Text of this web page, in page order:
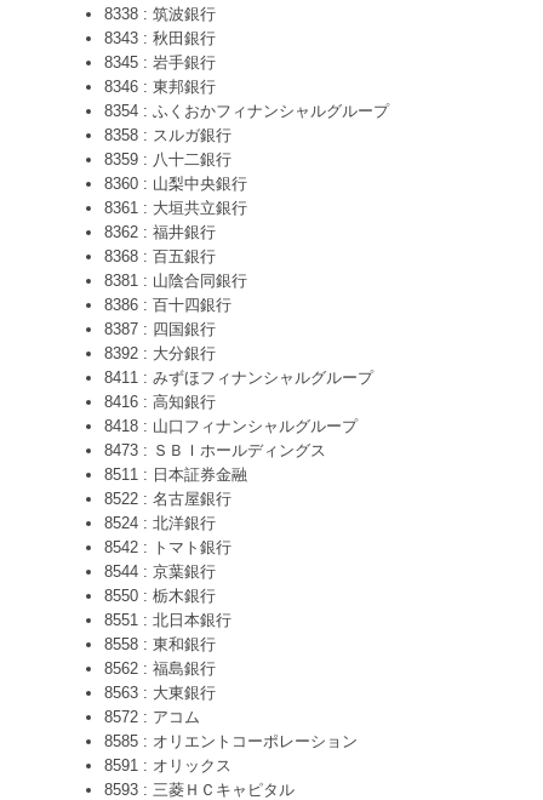
8338 : 筑波銀行
8343 : 秋田銀行
8345 : 岩手銀行
8346 : 東邦銀行
8354 : ふくおかフィナンシャルグループ
8358 : スルガ銀行
8359 : 八十二銀行
8360 : 山梨中央銀行
8361 : 大垣共立銀行
8362 : 福井銀行
8368 : 百五銀行
8381 : 山陰合同銀行
8386 : 百十四銀行
8387 : 四国銀行
8392 : 大分銀行
8411 : みずほフィナンシャルグループ
8416 : 高知銀行
8418 : 山口フィナンシャルグループ
8473 : ＳＢＩホールディングス
8511 : 日本証券金融
8522 : 名古屋銀行
8524 : 北洋銀行
8542 : トマト銀行
8544 : 京葉銀行
8550 : 栃木銀行
8551 : 北日本銀行
8558 : 東和銀行
8562 : 福島銀行
8563 : 大東銀行
8572 : アコム
8585 : オリエントコーポレーション
8591 : オリックス
8593 : 三菱ＨＣキャピタル